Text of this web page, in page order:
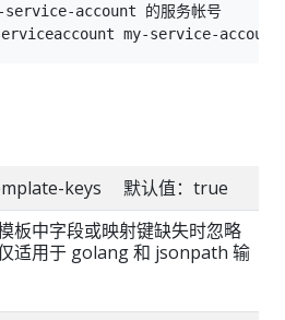
service-account 的服务帐号
keys 默认值：true
板中字段或映射键缺失时忽略
适用于 golang 和 jsonpath 输